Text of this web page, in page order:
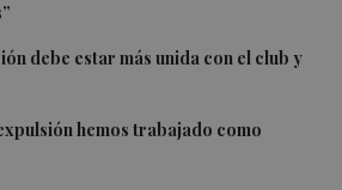
debe estar más unida con el club y
hemos trabajado como